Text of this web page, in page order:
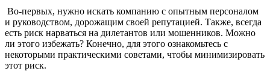
Во-первых, нужно искать компанию с опытным персоналом
и руководством, дорожащим своей репутацией. Также, всегда
есть риск нарваться на дилетантов или мошенников. Можно
ли этого избежать? Конечно, для этого ознакомьтесь с
некоторыми практическими советами, чтобы минимизировать
этот риск.